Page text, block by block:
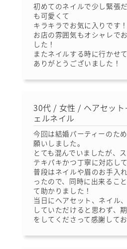
初めてのネイルで少し緊張
も可愛くて
キラキラでお気に入りです！
お店の雰囲気もオシャレで
した！
またネイルする時に行かせ
ありがとうございました！
30代 / 女性 / ヘアセット
ェルネイル
今回は結婚パーティーのた
願いしました。
とても混んでいましたが、
テキパキかつ丁寧に対応し
普段はネイルや眉のお手入
ったので、同時に出来るこ
て助かりました！
当日にヘアセット、ネイル
していただけると思わず、
をしてくださって感謝して